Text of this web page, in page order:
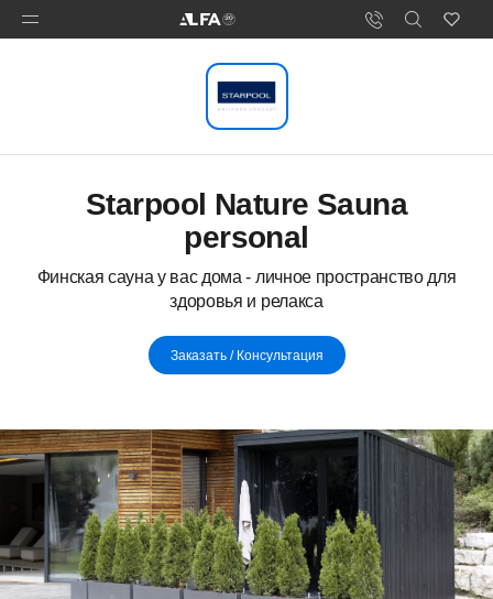
Starpool Nature Sauna
personal
Финская сауна у вас дома - личное пространство для
здоровья и релакса
Заказать / Консультация